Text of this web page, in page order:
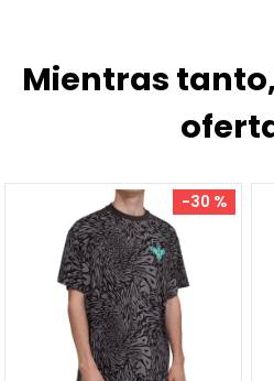
Mientras
-30 %